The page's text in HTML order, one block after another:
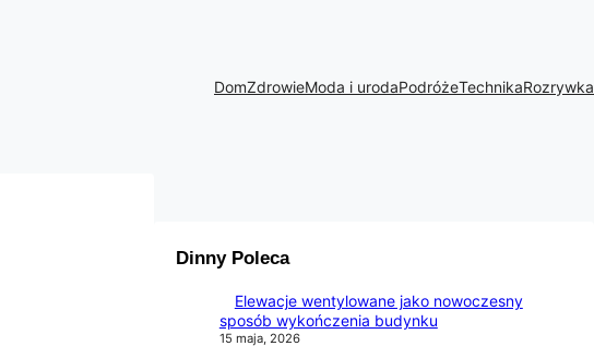
DomZdrowieModa i urodaPodróżeTechnikaRozrywka
Dinny Poleca
Elewacje wentylowane jako nowoczesny
sposób wykończenia budynku
15 maja, 2026